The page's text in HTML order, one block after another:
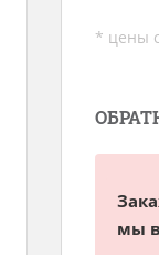
* цены
мы